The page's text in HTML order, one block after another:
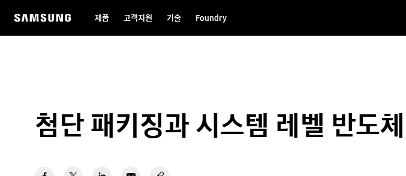
제품 고객지원 기술 Foundry
첨단 패키징과 시스템 레벨 반도